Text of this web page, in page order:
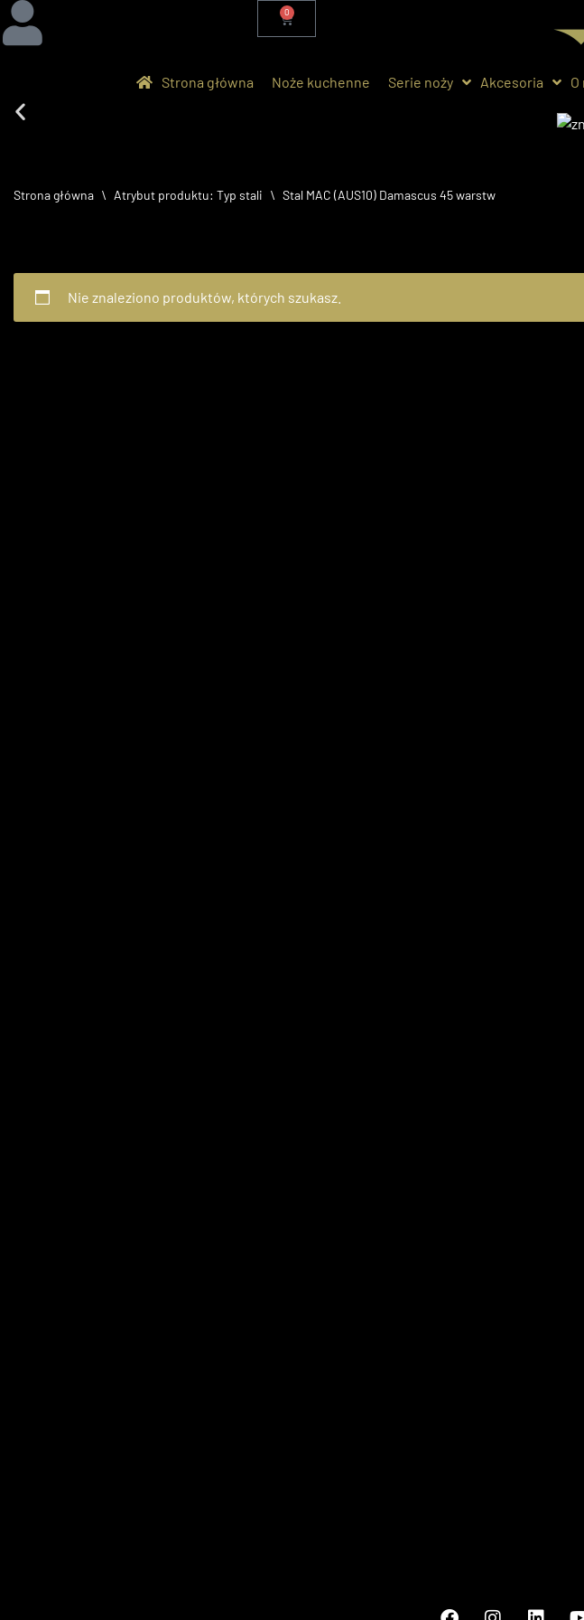
Przejdź
0
Strona główna Noże kuchenne Serie noży Akcesoria O
Strona główna \ Atrybut produktu: Typ stali \ Stal MAC (AUS10) Damascus 45 warstw
Nie znaleziono produktów, których szukasz.